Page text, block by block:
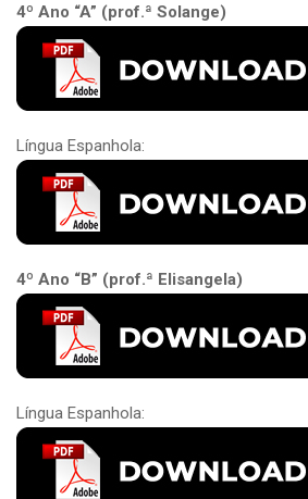
4º Ano “A” (prof.ª Solange)
Língua Espanhola:
4º Ano “B” (prof.ª Elisangela)
Língua Espanhola: